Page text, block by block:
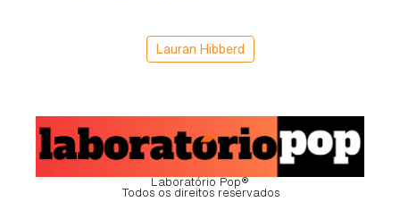
Lauran Hibberd
Laboratório Pop®
Todos os direitos reservados